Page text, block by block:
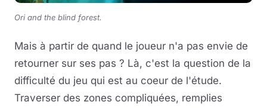
Ori and the blind forest.
Mais à partir de quand le joueur n'a pas envie de
retourner sur ses pas ? Là, c'est la question de la
difficulté du jeu qui est au coeur de l'étude.
Traverser des zones compliquées, remplies